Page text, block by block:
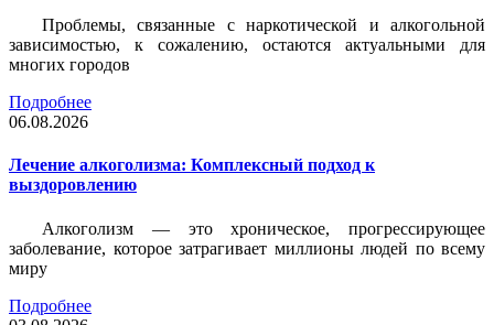
Проблемы, связанные с наркотической и алкогольной
зависимостью, к сожалению, остаются актуальными для
многих городов
Подробнее
06.08.2026
Лечение алкоголизма: Комплексный подход к
выздоровлению
Алкоголизм — это хроническое, прогрессирующее
заболевание, которое затрагивает миллионы людей по всему
миру
Подробнее